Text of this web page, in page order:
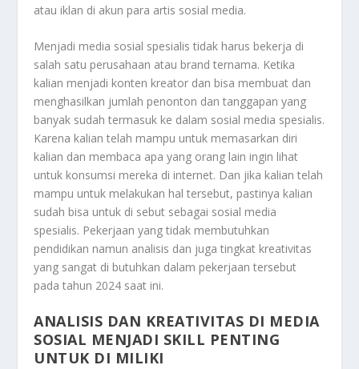
atau iklan di akun para artis sosial media.
Menjadi media sosial spesialis tidak harus bekerja di
salah satu perusahaan atau brand ternama. Ketika
kalian menjadi konten kreator dan bisa membuat dan
menghasilkan jumlah penonton dan tanggapan yang
banyak sudah termasuk ke dalam sosial media spesialis.
Karena kalian telah mampu untuk memasarkan diri
kalian dan membaca apa yang orang lain ingin lihat
untuk konsumsi mereka di internet. Dan jika kalian telah
mampu untuk melakukan hal tersebut, pastinya kalian
sudah bisa untuk di sebut sebagai sosial media
spesialis. Pekerjaan yang tidak membutuhkan
pendidikan namun analisis dan juga tingkat kreativitas
yang sangat di butuhkan dalam pekerjaan tersebut
pada tahun 2024 saat ini.
ANALISIS DAN KREATIVITAS DI MEDIA
SOSIAL MENJADI SKILL PENTING
UNTUK DI MILIKI